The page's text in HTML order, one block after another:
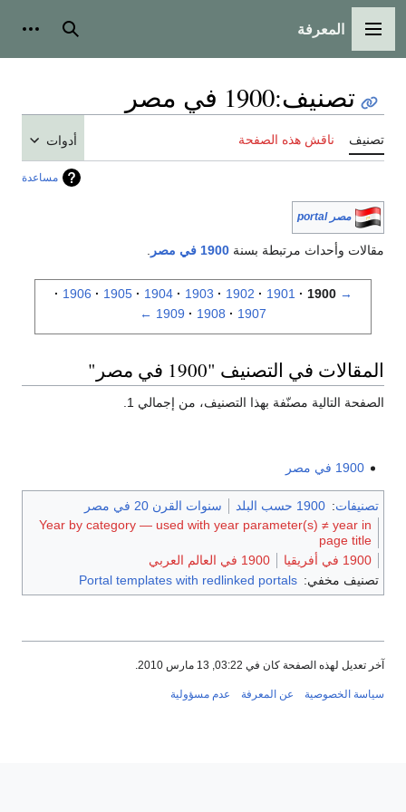
القائمة الرئيسية
المعرفة بحث
تصنيف:1900 في مصر
تصنيف ناقش هذه الصفحة أدوات
مساعدة
مصر portal
مقالات وأحداث مرتبطة بسنة 1900 في مصر
→
1900
1901
1902
1903
1904
1905
1906
1907
1908
1909
←
المقالات في التصنيف "1900 في مصر"
الصفحة التالية مصنّفة بهذا التصنيف، من إجمالي 1.
1900 في مصر
تصنيفات: 1900 حسب البلد
سنوات القرن 20 في مصر
Year by category — used with year parameter(s) ≠ year in
page title
1900 في أفريقيا
1900 في العالم العربي
تصنيف مخفي: Portal templates with redlinked portals
آخر تعديل لهذه الصفحة كان في 03:22, 13 مارس 2010.
سياسة الخصوصية عن المعرفة عدم مسؤولية